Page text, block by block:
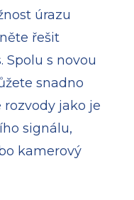
úrazu
řešit
Spolu s novou
snadno
rozvody jako je
signálu,
kamerový